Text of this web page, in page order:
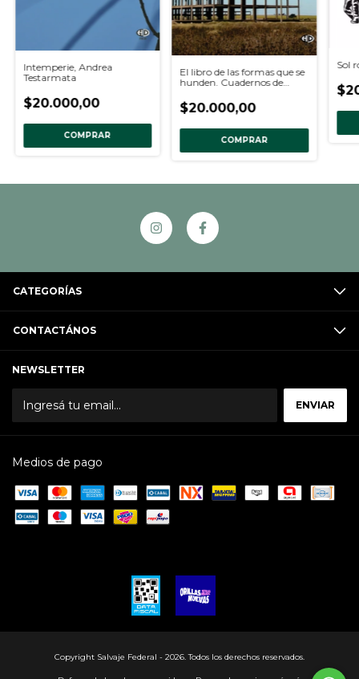
Intemperie, Andrea
Testarmata
$20.000,00
COMPRAR
El libro de las formas que se
hunden. Cuadernos de
Mario Ortíz
$20.000,00
COMPRAR
Sol
CATEGORÍAS
CONTACTÁNOS
NEWSLETTER
Medios de pago
Copyright Salvaje Federal - 2026. Todos los derechos reservados.